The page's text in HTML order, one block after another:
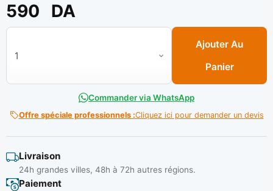
590 DA
quantité de Combinaison jetable blanc xl ** DELTA PLUS
Ajouter Au
Panier
Commander via WhatsApp
Offre spéciale professionnels :Cliquez ici pour demander un devis
Livraison
24h grandes villes, 48h à 72h autres régions.
Paiement